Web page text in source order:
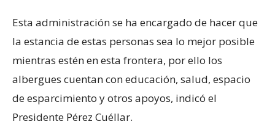
Esta administración se ha encargado de hacer que
la estancia de estas personas sea lo mejor posible
mientras estén en esta frontera, por ello los
albergues cuentan con educación, salud, espacio
de esparcimiento y otros apoyos, indicó el
Presidente Pérez Cuéllar.